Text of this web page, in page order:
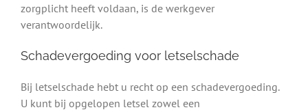
zorgplicht heeft voldaan, is de werkgever
verantwoordelijk.
Schadevergoeding voor letselschade
Bij letselschade hebt u recht op een schadevergoeding.
U kunt bij opgelopen letsel zowel een